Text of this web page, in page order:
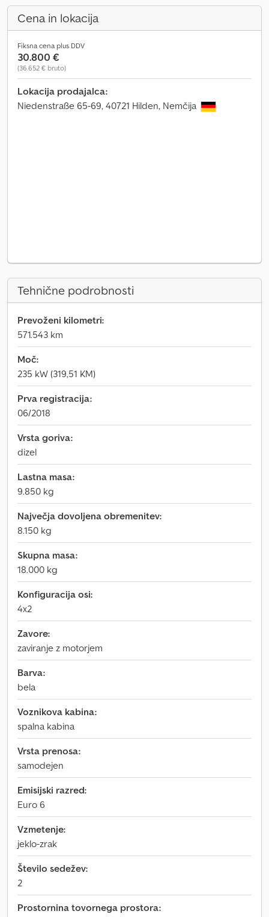
Cena in lokacija
Fiksna cena plus DDV
30.800 €
(36.652 € bruto)
Lokacija prodajalca:
Niedenstraße 65-69, 40721 Hilden, Nemčija
Tehnične podrobnosti
Prevoženi kilometri:
571.543 km
Moč:
235 kW (319,51 KM)
Prva registracija:
06/2018
Vrsta goriva:
dizel
Lastna masa:
9.850 kg
Največja dovoljena obremenitev:
8.150 kg
Skupna masa:
18.000 kg
Konfiguracija osi:
4x2
Zavore:
zaviranje z motorjem
Barva:
bela
Voznikova kabina:
spalna kabina
Vrsta prenosa:
samodejen
Emisijski razred:
Euro 6
Vzmetenje:
jeklo-zrak
Število sedežev:
2
Prostornina tovornega prostora: